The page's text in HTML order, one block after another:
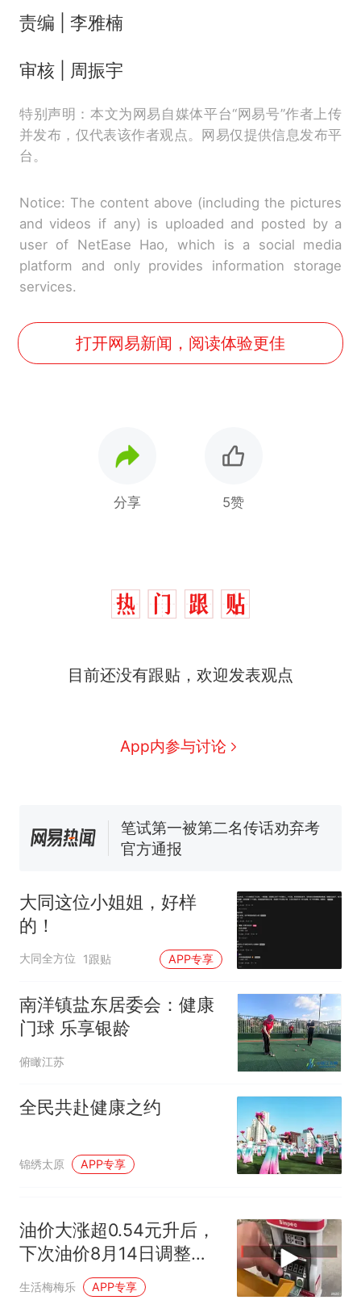
责编 | 李雅楠
审核 | 周振宇
特别声明：本文为网易自媒体平台“网易号”作者上传
并发布，仅代表该作者观点。网易仅提供信息发布平
台。
Notice: The content above (including the pictures
and videos if any) is uploaded and posted by a
user of NetEase Hao, which is a social media
platform and only provides information storage
services.
打开网易新闻，阅读体验更佳
分享 5赞
目前还没有跟贴，欢迎发表观点
App内参与讨论
热
那个在床头放菜刀的女孩，
么？
协会回应
男子上山采菌偶然发现鸡枞菌
窝，原地守1天等它长大：挖了
来源：参考消息）
笔试第一被第二名传话劝弃考
官方通报
因老师一句“跟我回家”改写了
人生
大同这位小姐姐，好样
的！
大同全方位 1跟贴 APP专享
南洋镇盐东居委会：健康
门球 乐享银龄
俯瞰江苏
全民共赴健康之约
锦绣太原 APP专享
油价大涨超0.54元升后，
下次油价8月14日调整，
或下跌11
生活梅梅乐 APP专享